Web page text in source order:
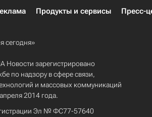
Продукты и сервисы Пресс-
сегодня»
Новости зарегистрировано
по надзору в сфере связи,
и массовых коммуникаций
2014 года.
Эл № ФС77-57640